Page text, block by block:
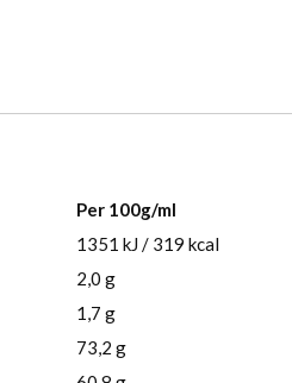
Per 100g/ml
1351 kJ / 319 kcal
2,0 g
1,7 g
73,2 g